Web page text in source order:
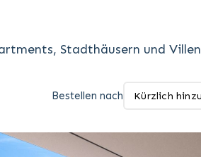
Stadthäusern und Villen
Bestellen nach